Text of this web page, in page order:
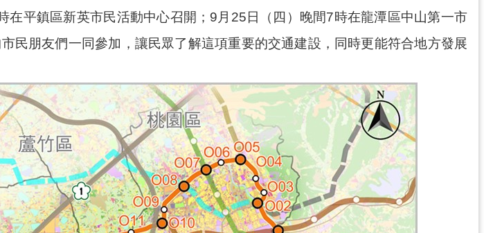
平鎮區新英市民活動中心召開；9月25日（四）晚間7時在龍潭區中山第一市
民朋友們一同參加，讓民眾了解這項重要的交通建設，同時更能符合地方發展